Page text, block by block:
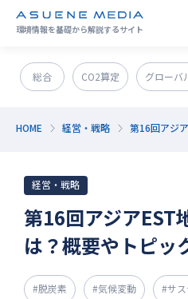
環境情報を基礎から解説するサイト
総合 CO2算定 グローバ
CO2削減
HOME 経営・戦略
経営・戦略
第16回アジアEST
は？概要やトピッ
#脱炭素 #気候変動 #サ